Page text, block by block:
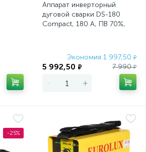
Аппарат инверторный
дуговой сварки DS-180
Compact, 180 А, ПВ 70%,
Экономия 1 997,50 ₽
5 992,50 ₽ 7 990₽
- +
-25%